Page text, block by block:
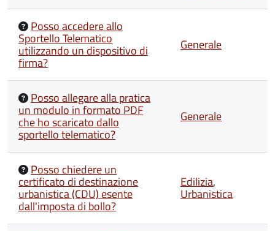
Posso accedere allo
Sportello Telematico
utilizzando un dispositivo di
firma?
Generale
Posso allegare alla pratica
un modulo in formato PDF
che ho scaricato dallo
sportello telematico?
Generale
Posso chiedere un
certificato di destinazione
urbanistica (CDU) esente
dall'imposta di bollo?
Edilizia,
Urbanistica